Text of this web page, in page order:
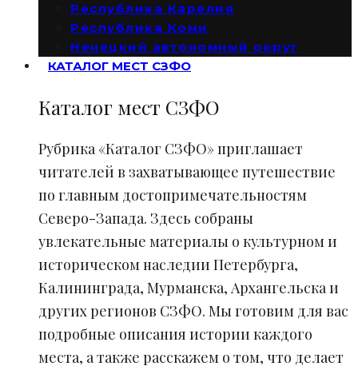
Республика Карелия
Республика Коми
Ненецкий автономный округ
КАТАЛОГ МЕСТ СЗФО
Каталог мест СЗФО
Рубрика «Каталог СЗФО» приглашает
читателей в захватывающее путешествие
по главным достопримечательностям
Северо-Запада. Здесь собраны
увлекательные материалы о культурном и
историческом наследии Петербурга,
Калининграда, Мурманска, Архангельска и
других регионов СЗФО. Мы готовим для вас
подробные описания истории каждого
места, а также расскажем о том, что делает